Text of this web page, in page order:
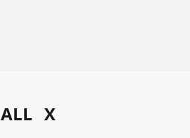
ALL X